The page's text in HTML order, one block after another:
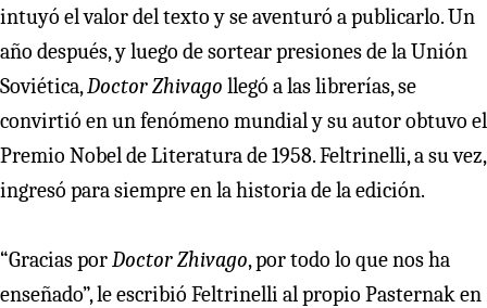
intuyó el valor del texto y se aventuró a publicarlo. Un
año después, y luego de sortear presiones de la Unión
Soviética,Doctor Zhivago llegó a las librerías, se
convirtió en un fenómeno mundial y su autor obtuvo el
Premio Nobel de Literatura de 1958. Feltrinelli, a su vez,
ingresó para siempre en la historia de la edición.
“Gracias porDoctor Zhivago, por todo lo que nos ha
enseñado”, le escribió Feltrinelli al propio Pasternak en